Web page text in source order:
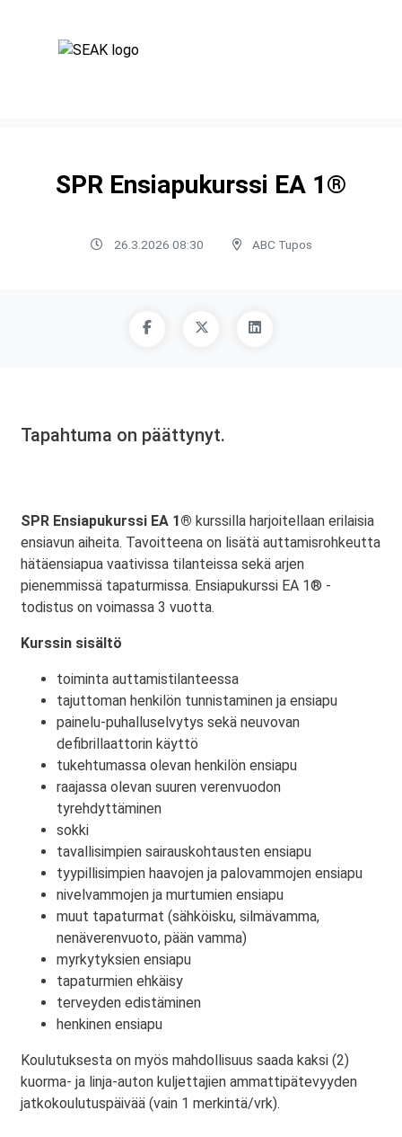
SPR Ensiapukurssi EA 1®
26.3.2026 08:30 ABC Tupos
Tapahtuma on päättynyt.
SPR Ensiapukurssi EA 1® kurssilla harjoitellaan erilaisia
ensiavun aiheita. Tavoitteena on lisätä auttamisrohkeutta
hätäensiapua vaativissa tilanteissa sekä arjen
pienemmissä tapaturmissa. Ensiapukurssi EA 1® -
todistus on voimassa 3 vuotta.
Kurssin sisältö
toiminta auttamistilanteessa
tajuttoman henkilön tunnistaminen ja ensiapu
painelu-puhalluselvytys sekä neuvovan
defibrillaattorin käyttö
tukehtumassa olevan henkilön ensiapu
raajassa olevan suuren verenvuodon
tyrehdyttäminen
sokki
tavallisimpien sairauskohtausten ensiapu
tyypillisimpien haavojen ja palovammojen ensiapu
nivelvammojen ja murtumien ensiapu
muut tapaturmat (sähköisku, silmävamma,
nenäverenvuoto, pään vamma)
myrkytyksien ensiapu
tapaturmien ehkäisy
terveyden edistäminen
henkinen ensiapu
Koulutuksesta on myös mahdollisuus saada kaksi (2)
kuorma- ja linja-auton kuljettajien ammattipätevyyden
jatkokoulutuspäivää (vain 1 merkintä/vrk).